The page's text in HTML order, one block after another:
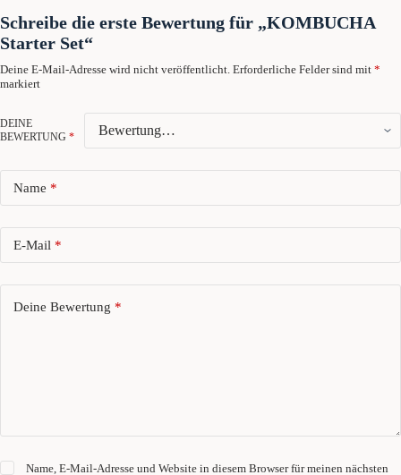
Schreibe die erste Bewertung für „KOMBUCHA
Starter Set“
Deine E-Mail-Adresse wird nicht veröffentlicht. Erforderliche Felder sind mit *
markiert
DEINE
BEWERTUNG *
Name *
E-Mail *
Deine Bewertung *
Name, E-Mail-Adresse und Website in diesem Browser für meinen nächsten